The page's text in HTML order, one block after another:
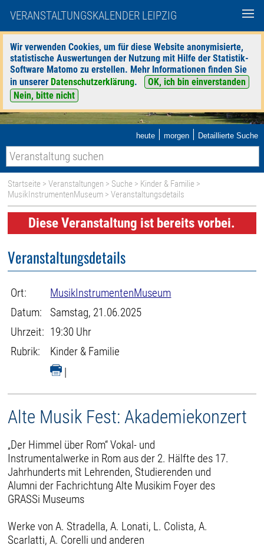
VERANSTALTUNGSKALENDER LEIPZIG
Wir verwenden Cookies, um für diese Website anonymisierte,
statistische Auswertungen der Nutzung mit Hilfe der Statistik-
Software Matomo zu erstellen. Mehr Informationen finden Sie
in unserer Datenschutzerklärung.
OK, ich bin einverstanden
Nein, bitte nicht
heute | morgen | Detaillierte Suche
Startseite >Veranstaltungen > Suche > Kinder & Familie >
MusikInstrumentenMuseum > Veranstaltungsdetails
Diese Veranstaltung ist bereits vorbei.
Veranstaltungsdetails
Ort:
MusikInstrumentenMuseum
Datum:
Samstag, 21.06.2025
Uhrzeit: 19:30 Uhr
Rubrik:
Kinder & Familie
|
Alte Musik Fest: Akademiekonzert
„Der Himmel über Rom“ Vokal- und
Instrumentalwerke in Rom aus der 2. Hälfte des 17.
Jahrhunderts mit Lehrenden, Studierenden und
Alumni der Fachrichtung Alte Musikim Foyer des
GRASSi Museums
Werke von A. Stradella, A. Lonati, L. Colista, A.
Scarlatti, A. Corelli und anderen